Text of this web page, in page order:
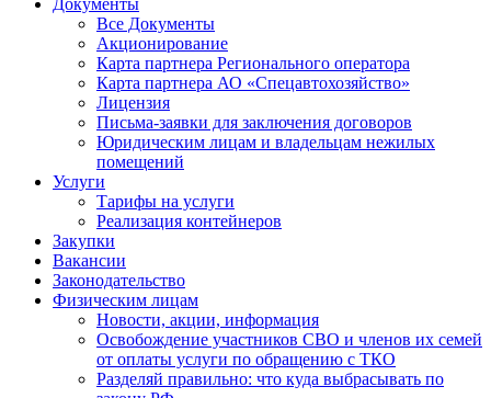
Все Документы
Акционирование
Карта партнера Регионального оператора
Карта партнера АО «Спецавтохозяйство»
Лицензия
Письма-заявки для заключения договоров
Юридическим лицам и владельцам нежилых
помещений
Услуги
Тарифы на услуги
Реализация контейнеров
Закупки
Вакансии
Законодательство
Физическим лицам
Новости, акции, информация
Освобождение участников СВО и членов их семей
от оплаты услуги по обращению с ТКО
Разделяй правильно: что куда выбрасывать по